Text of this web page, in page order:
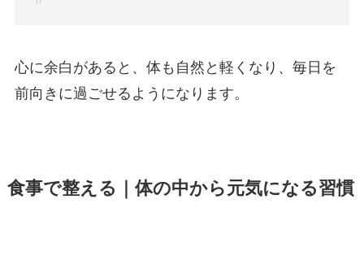
心に余白があると、体も自然と軽くなり、毎日を
前向きに過ごせるようになります。
食事で整える｜体の中から元気になる習慣